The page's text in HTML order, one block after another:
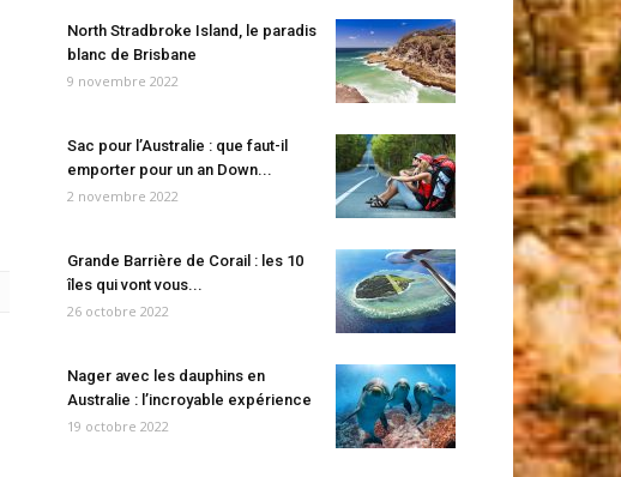
North Stradbroke Island, le paradis
blanc de Brisbane
9 novembre 2022
Sac pour l’Australie : que faut-il
emporter pour un an Down...
2 novembre 2022
Grande Barrière de Corail : les 10
îles qui vont vous...
26 octobre 2022
Nager avec les dauphins en
Australie : l’incroyable expérience
19 octobre 2022